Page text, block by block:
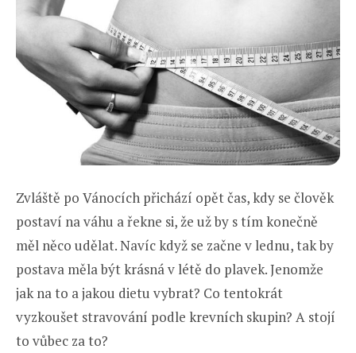
Zvláště po Vánocích přichází opět čas, kdy se člověk
postaví na váhu a řekne si, že už by s tím konečně
měl něco udělat. Navíc když se začne v lednu, tak by
postava měla být krásná v létě do plavek. Jenomže
jak na to a jakou dietu vybrat? Co tentokrát
vyzkoušet stravování podle krevních skupin? A stojí
to vůbec za to?